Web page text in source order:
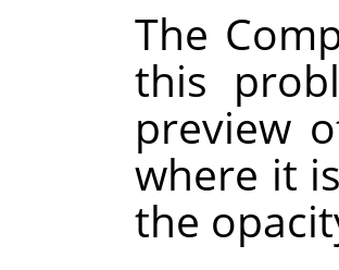
The
this
preview
where it
the